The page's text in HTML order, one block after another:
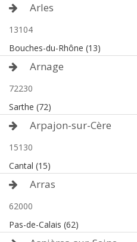
Arles
13104
Bouches-du-Rhône (13)
Arnage
72230
Sarthe (72)
Arpajon-sur-Cère
15130
Cantal (15)
Arras
62000
Pas-de-Calais (62)